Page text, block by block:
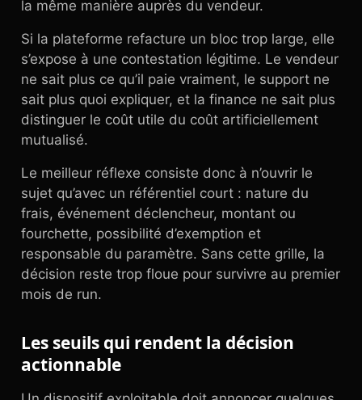
la même manière auprès du vendeur.
Si la plateforme refacture un bloc trop large, elle
s’expose à une contestation légitime. Le vendeur
ne sait plus ce qu’il paie vraiment, le support ne
sait plus quoi expliquer, et la finance ne sait plus
distinguer le coût utile du coût artificiellement
mutualisé.
Le meilleur réflexe consiste donc à n’ouvrir le
sujet qu’avec un référentiel court : nature du
frais, événement déclencheur, montant ou
fourchette, possibilité d’exemption et
responsable du paramètre. Sans cette grille, la
décision reste trop floue pour survivre au premier
mois de run.
Les seuils qui rendent la décision
actionnable